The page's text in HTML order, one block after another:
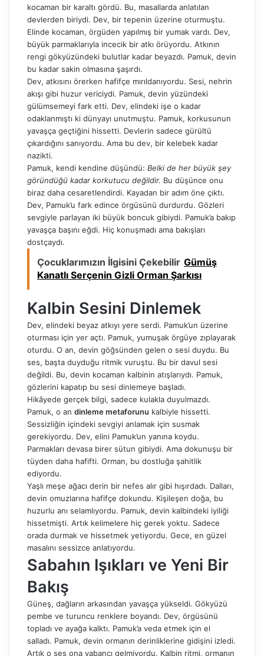
kocaman bir karaltı gördü. Bu, masallarda anlatılan
devlerden biriydi. Dev, bir tepenin üzerine oturmuştu.
Elinde kocaman, örgüden yapılmış bir yumak vardı. Dev,
büyük parmaklarıyla incecik bir atkı örüyordu. Atkının
rengi gökyüzündeki bulutlar kadar beyazdı. Pamuk, devin
bu kadar sakin olmasına şaşırdı.
Dev, atkısını örerken hafifçe mırıldanıyordu. Sesi, nehrin
akışı gibi huzur vericiydi. Pamuk, devin yüzündeki
gülümsemeyi fark etti. Dev, elindeki işe o kadar
odaklanmıştı ki dünyayı unutmuştu. Pamuk, korkusunun
yavaşça geçtiğini hissetti. Devlerin sadece gürültü
çıkardığını sanıyordu. Ama bu dev, bir kelebek kadar
nazikti.
Pamuk, kendi kendine düşündü: Belki de her büyük şey
göründüğü kadar korkutucu değildir. Bu düşünce onu
biraz daha cesaretlendirdi. Kayadan bir adım öne çıktı.
Dev, Pamuk’u fark edince örgüsünü durdurdu. Gözleri
sevgiyle parlayan iki büyük boncuk gibiydi. Pamuk’a bakıp
yavaşça başını eğdi. Hiç konuşmadı ama bakışları
dostçaydı.
Çocuklarımızın İlgisini Çekebilir Gümüş
Kanatlı Serçenin Gizli Orman Şarkısı
Kalbin Sesini Dinlemek
Dev, elindeki beyaz atkıyı yere serdi. Pamuk’un üzerine
oturması için yer açtı. Pamuk, yumuşak örgüye zıplayarak
oturdu. O an, devin göğsünden gelen o sesi duydu. Bu
ses, başta duyduğu ritmik vuruştu. Bu bir davul sesi
değildi. Bu, devin kocaman kalbinin atışlarıydı. Pamuk,
gözlerini kapatıp bu sesi dinlemeye başladı.
Hikâyede gerçek bilgi, sadece kulakla duyulmazdı.
Pamuk, o an dinleme metaforunu kalbiyle hissetti.
Sessizliğin içindeki sevgiyi anlamak için susmak
gerekiyordu. Dev, elini Pamuk’un yanına koydu.
Parmakları devasa birer sütun gibiydi. Ama dokunuşu bir
tüyden daha hafifti. Orman, bu dostluğa şahitlik
ediyordu.
Yaşlı meşe ağacı derin bir nefes alır gibi hışırdadı. Dalları,
devin omuzlarına hafifçe dokundu. Kişileşen doğa, bu
huzurlu anı selamlıyordu. Pamuk, devin kalbindeki iyiliği
hissetmişti. Artık kelimelere hiç gerek yoktu. Sadece
orada durmak ve hissetmek yetiyordu. Gece, en güzel
masalını sessizce anlatıyordu.
Sabahın Işıkları ve Yeni Bir
Bakış
Güneş, dağların arkasından yavaşça yükseldi. Gökyüzü
pembe ve turuncu renklere boyandı. Dev, örgüsünü
topladı ve ayağa kalktı. Pamuk’a veda etmek için el
salladı. Pamuk, devin ormanın derinliklerine gidişini izledi.
Artık o ses ona yabancı gelmiyordu. Kalbin ritmi, ormanın